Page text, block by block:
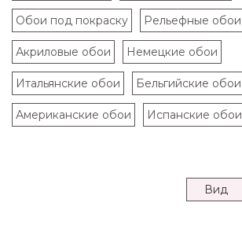
Обои под покраску Рельефные обои
Акриловые обои Немецкие обои
Итальянские обои Бельгийские обои
Американские обои Испанские обои